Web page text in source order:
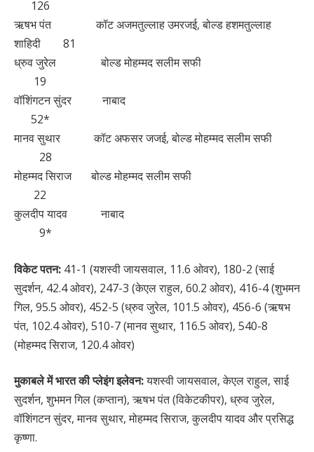
126
ऋषभ पंत कॉट अजमतुल्लाह उमरजई, बोल्ड हशमतुल्लाह
शाहिदी 81
ध्रुव जुरेल बोल्ड मोहम्मद सलीम सफी
19
वॉशिंगटन सुंदर नाबाद
52*
मानव सुथार कॉट अफसर जजई, बोल्ड मोहम्मद सलीम सफी
28
मोहम्मद सिराज बोल्ड मोहम्मद सलीम सफी
22
कुलदीप यादव नाबाद
9*
विकेट पतन: 41-1 (यशस्वी जायसवाल, 11.6 ओवर), 180-2 (साई
सुदर्शन, 42.4 ओवर), 247-3 (केएल राहुल, 60.2 ओवर), 416-4 (शुभमन
गिल, 95.5 ओवर), 452-5 (ध्रुव जुरेल, 101.5 ओवर), 456-6 (ऋषभ
पंत, 102.4 ओवर), 510-7 (मानव सुथार, 116.5 ओवर), 540-8
(मोहम्मद सिराज, 120.4 ओवर)
मुकाबले में भारत की प्लेइंग इलेवन:यशस्वी जायसवाल, केएल राहुल, साई
सुदर्शन, शुभमन गिल (कप्तान), ऋषभ पंत (विकेटकीपर), ध्रुव जुरेल,
वॉशिंगटन सुंदर, मानव सुथार, मोहम्मद सिराज, कुलदीप यादव और प्रसिद्ध
कृष्णा.